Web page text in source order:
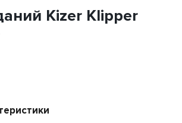
Kizer Klipper